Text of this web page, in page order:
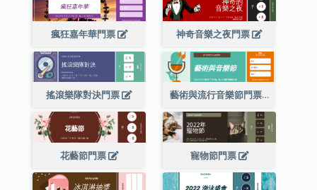
瘋狂嘉年華門票 神奇音樂之夜門票
搖滾樂隊對決門票 藝術與流行音樂節門票
花藝節門票 寵物節門票